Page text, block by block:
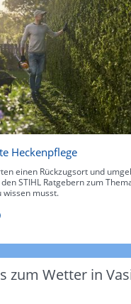
Heckenpflege
einen Rückzugsort und
STIHL Ratgebern zum
wissen musst.
zum Wetter in